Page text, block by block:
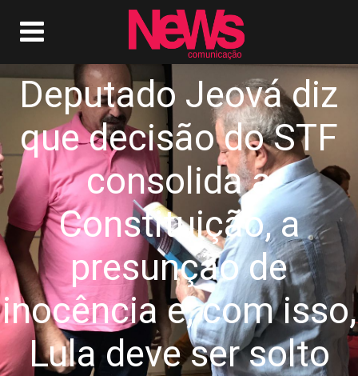
Deputado Jeová diz
que decisão do STF
consolida a
Constituição, a
presunção de
inocência e, com isso,
Lula deve ser solto